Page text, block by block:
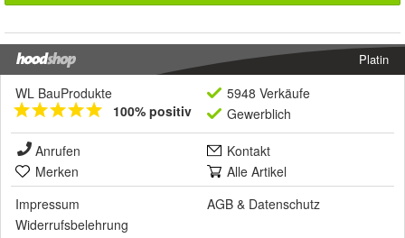
Platin
WL BauProdukte
100% positiv
5948 Verkäufe
Gewerblich
Anrufen
Kontakt
Merken
Alle Artikel
Impressum
AGB & Datenschutz
Widerrufsbelehrung